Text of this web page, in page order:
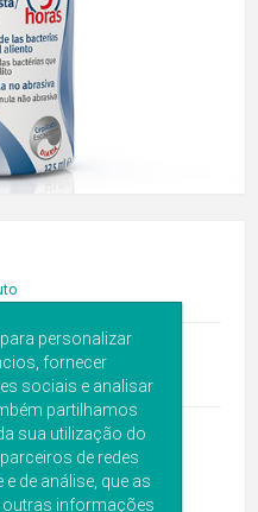
personalizar
fornecer
sociais e analisar
partilhamos
sua utilização do
de redes
de análise, que as
informações